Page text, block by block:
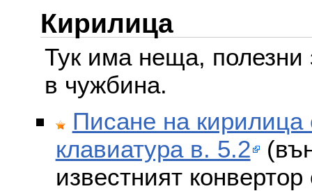
Кирилица
Тук има неща, полезни
в чужбина.
Писане на кирилица
клавиатура в. 5.2
известният